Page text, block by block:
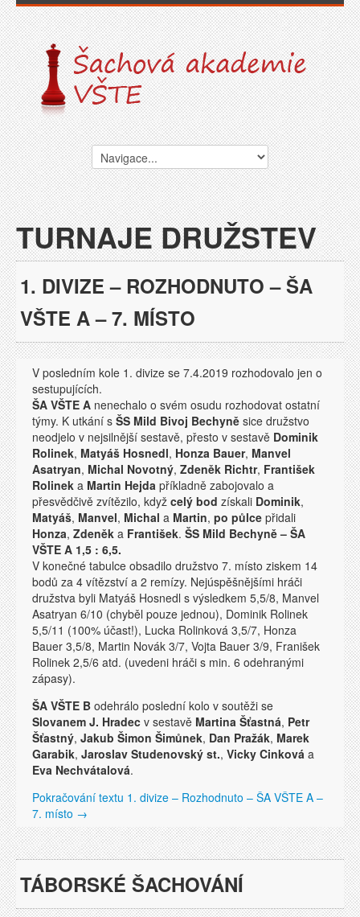
TURNAJE DRUŽSTEV
1. DIVIZE – ROZHODNUTO – ŠA
VŠTE A – 7. MÍSTO
V posledním kole 1. divize se 7.4.2019 rozhodovalo jen o
sestupujících.
ŠA VŠTE A nenechalo o svém osudu rozhodovat ostatní
týmy. K utkání s ŠS Mild Bivoj Bechyně sice družstvo
neodjelo v nejsilnější sestavě, přesto v sestavě Dominik
Rolinek, Matyáš Hosnedl, Honza Bauer, Manvel
Asatryan, Michal Novotný, Zdeněk Richtr, František
Rolinek a Martin Hejda příkladně zabojovalo a
přesvědčivě zvítězilo, když celý bod získali Dominik,
Matyáš, Manvel, Michal a Martin, po půlce přidali
Honza, Zdeněk a František. ŠS Mild Bechyně – ŠA
VŠTE A 1,5 : 6,5.
V konečné tabulce obsadilo družstvo 7. místo ziskem 14
bodů za 4 vítězství a 2 remízy. Nejúspěšnějšími hráči
družstva byli Matyáš Hosnedl s výsledkem 5,5/8, Manvel
Asatryan 6/10 (chyběl pouze jednou), Dominik Rolinek
5,5/11 (100% účast!), Lucka Rolinková 3,5/7, Honza
Bauer 3,5/8, Martin Novák 3/7, Vojta Bauer 3/9, Franišek
Rolinek 2,5/6 atd. (uvedeni hráči s min. 6 odehranými
zápasy).
ŠA VŠTE B odehrálo poslední kolo v soutěži se
Slovanem J. Hradec v sestavě Martina Šťastná, Petr
Šťastný, Jakub Šimon Šimůnek, Dan Pražák, Marek
Garabik, Jaroslav Studenovský st., Vicky Cinková a
Eva Nechvátalová.
Pokračování textu 1. divize – Rozhodnuto – ŠA VŠTE A –
7. místo →
TÁBORSKÉ ŠACHOVÁNÍ